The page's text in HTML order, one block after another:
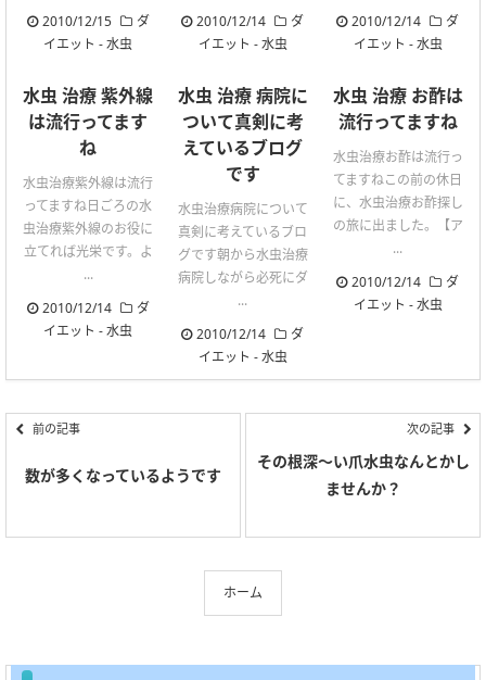
2010/12/15
ダ
イエット -水虫
2010/12/14
ダ
イエット -水虫
2010/12/14
ダ
イエット -水虫
水虫 治療 紫外線
は流行ってます
ね
水虫治療紫外線は流行
ってますね日ごろの水
虫治療紫外線のお役に
立てれば光栄です。よ
...
2010/12/14
ダ
イエット -水虫
水虫 治療 病院に
ついて真剣に考
えているブログ
です
水虫治療病院について
真剣に考えているブロ
グです朝から水虫治療
病院しながら必死にダ
...
2010/12/14
ダ
イエット -水虫
水虫 治療 お酢は
流行ってますね
水虫治療お酢は流行っ
てますねこの前の休日
に、水虫治療お酢探し
の旅に出ました。【ア
...
2010/12/14
ダ
イエット -水虫
前の記事
数が多くなっているようです
次の記事
その根深～い爪水虫なんとかし
ませんか？
ホーム